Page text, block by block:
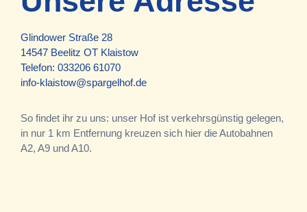
Glindower Straße 28
14547 Beelitz OT Klaistow
Telefon: 033206 61070
info-klaistow@spargelhof.de
So findet ihr zu uns: unser Hof ist verkehrsgünstig gelegen,
in nur 1 km Entfernung kreuzen sich hier die Autobahnen
A2, A9 und A10.